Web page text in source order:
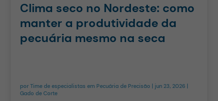
Clima seco no Nordeste: como
manter a produtividade da
pecuária mesmo na seca
porTime de especialistas em Pecuária de Precisão jun 23, 2026
Gado de Corte